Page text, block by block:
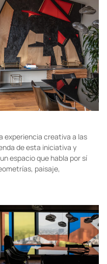
experiencia creativa a las
de esta iniciativa y
espacio que habla por sí
paisaje,